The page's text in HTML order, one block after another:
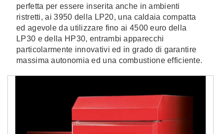
perfetta per essere inserita anche in ambienti
ristretti, ai 3950 della LP20, una caldaia compatta
ed agevole da utilizzare fino ai 4500 euro della
LP30 e della HP30, entrambi apparecchi
particolarmente innovativi ed in grado di garantire
massima autonomia ed una combustione efficiente.